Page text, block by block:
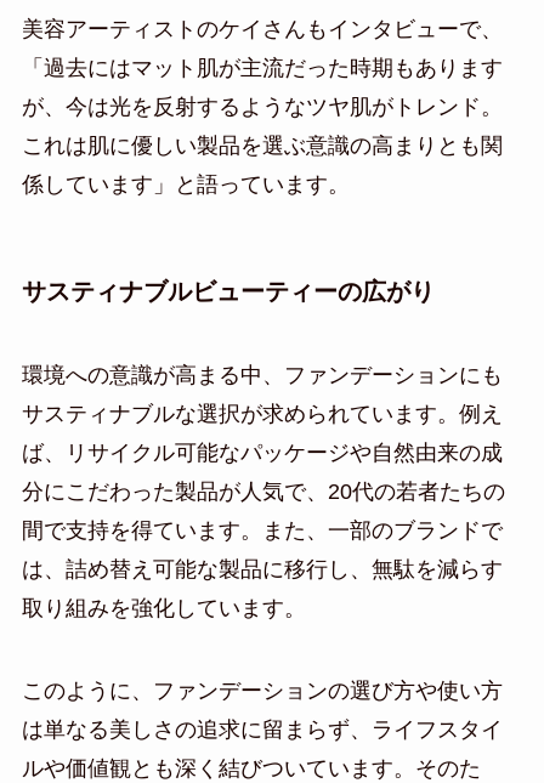
美容アーティストのケイさんもインタビューで、
「過去にはマット肌が主流だった時期もあります
が、今は光を反射するようなツヤ肌がトレンド。
これは肌に優しい製品を選ぶ意識の高まりとも関
係しています」と語っています。
サスティナブルビューティーの広がり
環境への意識が高まる中、ファンデーションにも
サスティナブルな選択が求められています。例え
ば、リサイクル可能なパッケージや自然由来の成
分にこだわった製品が人気で、20代の若者たちの
間で支持を得ています。また、一部のブランドで
は、詰め替え可能な製品に移行し、無駄を減らす
取り組みを強化しています。
このように、ファンデーションの選び方や使い方
は単なる美しさの追求に留まらず、ライフスタイ
ルや価値観とも深く結びついています。そのた